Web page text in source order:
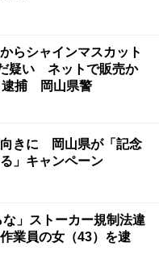
らシャインマスカット
疑い ネットで販売か
逮捕 岡山県警
きに 岡山県が「記念
」キャンペーン
な」ストーカー規制法違
業員の女（43）を逮